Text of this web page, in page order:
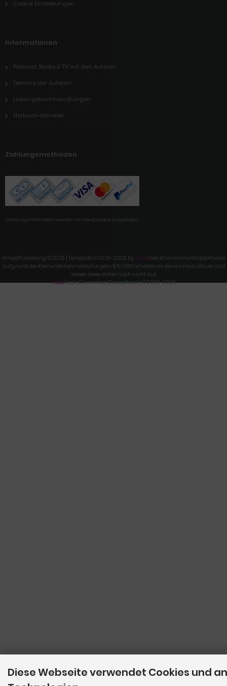
Cookie Einstellungen
Informationen
Podcast, Radio & TV mit den Autoren
Termine der Autoren
Lieblingsbuchhandlungen
Hörbuch-Händler
Zahlungsmethoden
Zahlungsmethoden werden im Kaufprozess angeboten.
AmpelPublishing © 2026 | Template © 2009-2026 by modified eCommerce Shopsoftware
Aufgrund des Kleinunternehmerstatus gem. § 19 UStG erheben wir keine Umsatzsteuer und
weisen diese daher auch nicht aus.
modified eCommerce Shopsoftware © 2009-2026
Diese Webseite verwendet Cookies und